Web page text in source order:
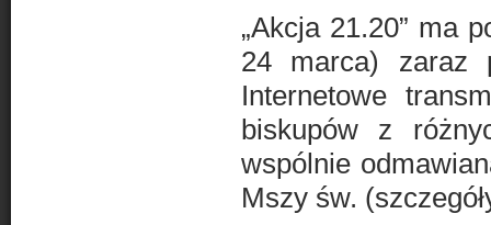
„Akcja 21.20” ma
24 marca) zaraz
Internetowe
biskupów z
wspólnie
Mszy św.